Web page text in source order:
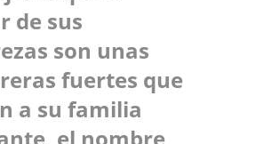
de sus
son unas
fuertes que
a su familia
el nombre